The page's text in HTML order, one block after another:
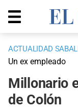
ACTUALIDAD
Un ex empleado
Millonario
de Colón